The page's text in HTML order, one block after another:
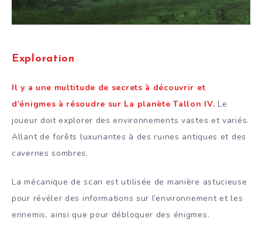
Exploration
Il y a une multitude de secrets à découvrir et
d’énigmes à résoudre sur La planète Tallon IV. Le
joueur doit explorer des environnements vastes et variés.
Allant de forêts luxuriantes à des ruines antiques et des
cavernes sombres.
La mécanique de scan est utilisée de manière astucieuse
pour révéler des informations sur l’environnement et les
ennemis, ainsi que pour débloquer des énigmes.